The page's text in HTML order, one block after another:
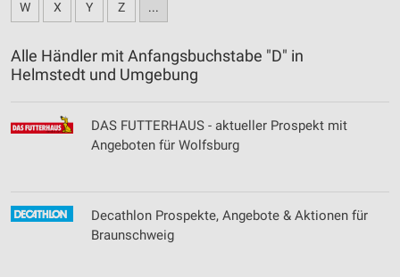
W X Y Z ...
Alle Händler mit Anfangsbuchstabe "D" in
Helmstedt und Umgebung
DAS FUTTERHAUS - aktueller Prospekt mit
Angeboten für Wolfsburg
Decathlon Prospekte, Angebote & Aktionen für
Braunschweig